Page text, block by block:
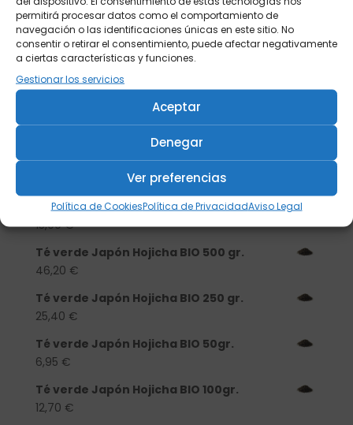
permitirá procesar datos como el comportamiento de
navegación o las identificaciones únicas en este sitio. No
consentir o retirar el consentimiento, puede afectar negativamente
a ciertas características y funciones.
Gestionar los servicios
Aceptar
Denegar
Ver preferencias
Política de CookiesPolítica de PrivacidadAviso Legal
Productos
Tisanera "Christmas Cats" 0,25l.
porcelana
13,90€
Té verde Japón Hojicha BIO 500 gr.
46,20 €
Té verde Japón Hojicha BIO 250 gr.
25,40 €
Té verde Japón Hojicha BIO 50gr.
6,95 €
Té verde Japón Hojicha BIO 100gr.
12,70 €